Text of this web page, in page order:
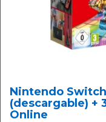
Nintendo
(descargable) +
Online